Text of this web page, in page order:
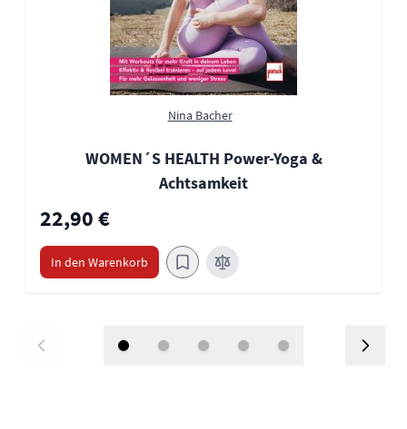
Nina Bacher
WOMEN´S HEALTH Power-Yoga &
Achtsamkeit
22,90 €
In den Warenkorb